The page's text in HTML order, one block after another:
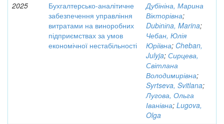
2025
Бухгалтерсько-аналітичне
забезпечення управління
витратами на виноробних
підприємствах за умов
економічної нестабільності
Дубініна, Марина
Вікторівна;
Dubіnіna, Marina;
Чебан, Юлія
Юріївна; Cheban,
Julyja; Сирцева,
Світлана
Володимирівна;
Syrtseva, Svitlana;
Лугова, Ольга
Іванівна; Lugova,
Olga